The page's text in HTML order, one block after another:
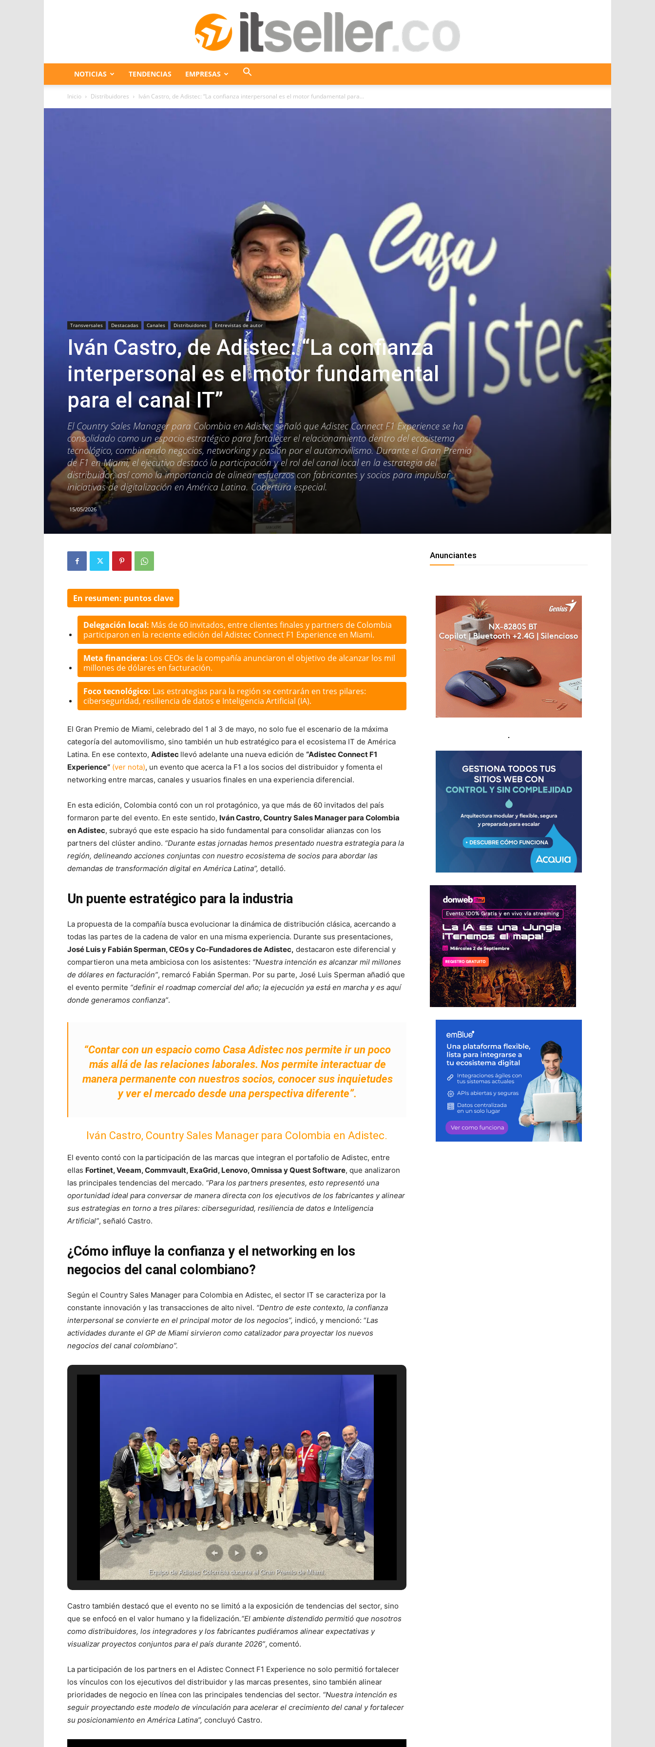
ITseller
NOTICIAS TENDENCIAS EMPRESAS
Inicio Distribuidores Iván Castro, de Adistec: “La confianza interpersonal es el motor fundamental para...
Transversales Destacadas Canales Distribuidores Entrevistas de autor
Iván Castro, de Adistec: “La confianza
interpersonal es el motor fundamental
para el canal IT”
El Country Sales Manager para Colombia en Adistec señaló que Adistec Connect F1 Experience se ha
consolidado como un espacio estratégico para fortalecer el relacionamiento dentro del ecosistema
tecnológico, combinando negocios, networking y pasión por el automovilismo. Durante el Gran Premio
de F1 en Miami, el ejecutivo destacó la participación y el rol del canal local en la estrategia del
distribuidor, así como la importancia de alinear esfuerzos con fabricantes y socios para impulsar
iniciativas de digitalización en América Latina. Cobertura especial.
15/05/2026
En resumen: puntos clave
Delegación local: Más de 60 invitados, entre clientes finales y partners de Colombia
participaron en la reciente edición del Adistec Connect F1 Experience en Miami.
Meta financiera: Los CEOs de la compañía anunciaron el objetivo de alcanzar los mil
millones de dólares en facturación.
Foco tecnológico: Las estrategias para la región se centrarán en tres pilares:
ciberseguridad, resiliencia de datos e Inteligencia Artificial (IA).
El Gran Premio de Miami, celebrado del 1 al 3 de mayo, no solo fue el escenario de la máxima
categoría del automovilismo, sino también un hub estratégico para el ecosistema IT de América
Latina. En ese contexto, Adistec llevó adelante una nueva edición de “Adistec Connect F1
Experience” (ver nota), un evento que acerca la F1 a los socios del distribuidor y fomenta el
networking entre marcas, canales y usuarios finales en una experiencia diferencial.
En esta edición, Colombia contó con un rol protagónico, ya que más de 60 invitados del país
formaron parte del evento. En este sentido, Iván Castro, Country Sales Manager para Colombia
en Adistec, subrayó que este espacio ha sido fundamental para consolidar alianzas con los
partners del clúster andino. “Durante estas jornadas hemos presentado nuestra estrategia para la
región, delineando acciones conjuntas con nuestro ecosistema de socios para abordar las
demandas de transformación digital en América Latina”, detalló.
Un puente estratégico para la industria
La propuesta de la compañía busca evolucionar la dinámica de distribución clásica, acercando a
todas las partes de la cadena de valor en una misma experiencia. Durante sus presentaciones,
José Luis y Fabián Sperman, CEOs y Co-Fundadores de Adistec, destacaron este diferencial y
compartieron una meta ambiciosa con los asistentes: “Nuestra intención es alcanzar mil millones
de dólares en facturación”, remarcó Fabián Sperman. Por su parte, José Luis Sperman añadió que
el evento permite “definir el roadmap comercial del año; la ejecución ya está en marcha y es aquí
donde generamos confianza”.
“Contar con un espacio como Casa Adistec nos permite ir un poco
más allá de las relaciones laborales. Nos permite interactuar de
manera permanente con nuestros socios, conocer sus inquietudes
y ver el mercado desde una perspectiva diferente”.
Iván Castro, Country Sales Manager para Colombia en Adistec.
El evento contó con la participación de las marcas que integran el portafolio de Adistec, entre
ellas Fortinet, Veeam, Commvault, ExaGrid, Lenovo, Omnissa y Quest Software, que analizaron
las principales tendencias del mercado. “Para los partners presentes, esto representó una
oportunidad ideal para conversar de manera directa con los ejecutivos de los fabricantes y alinear
sus estrategias en torno a tres pilares: ciberseguridad, resiliencia de datos e Inteligencia
Artificial”, señaló Castro.
¿Cómo influye la confianza y el networking en los
negocios del canal colombiano?
Según el Country Sales Manager para Colombia en Adistec, el sector IT se caracteriza por la
constante innovación y las transacciones de alto nivel. “Dentro de este contexto, la confianza
interpersonal se convierte en el principal motor de los negocios”, indicó, y mencionó: “Las
actividades durante el GP de Miami sirvieron como catalizador para proyectar los nuevos
negocios del canal colombiano”.
Equipo de Adistec Colombia durante el Gran Premio de Miami.
Castro también destacó que el evento no se limitó a la exposición de tendencias del sector, sino
que se enfocó en el valor humano y la fidelización.“El ambiente distendido permitió que nosotros
como distribuidores, los integradores y los fabricantes pudiéramos alinear expectativas y
visualizar proyectos conjuntos para el país durante 2026”, comentó.
La participación de los partners en el Adistec Connect F1 Experience no solo permitió fortalecer
los vínculos con los ejecutivos del distribuidor y las marcas presentes, sino también alinear
prioridades de negocio en línea con las principales tendencias del sector. “Nuestra intención es
seguir proyectando este modelo de vinculación para acelerar el crecimiento del canal y fortalecer
su posicionamiento en América Latina”, concluyó Castro.
Anunciantes